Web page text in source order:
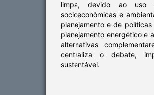
limpa, devido ao uso
socioeconômicas e
planejamento e de
planejamento energético e
alternativas
centraliza o debate,
sustentável.